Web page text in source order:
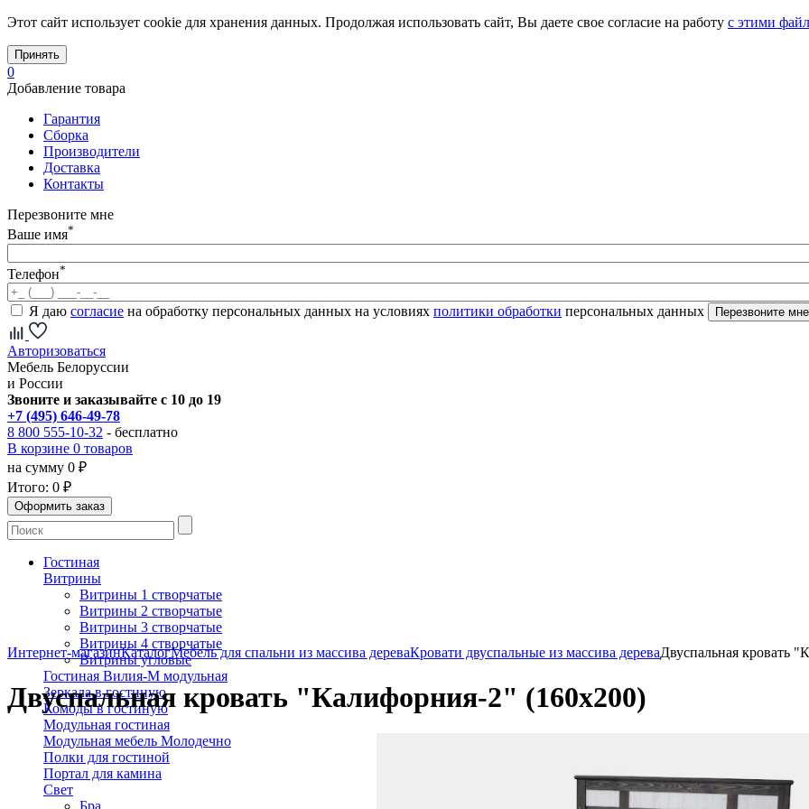
Этот сайт использует cookie для хранения данных. Продолжая использовать сайт, Вы даете свое согласие на работу с этими
Принять
0
Добавление товара
Гарантия
Сборка
Производители
Доставка
Контакты
Перезвоните мне
Ваше имя*
Телефон*
Я даю согласие на обработку персональных данных на условиях политики обработки персональных данных
Авторизоваться
Мебель Белоруссии
и России
Звоните и заказывайте с 10 до 19
+7 (495) 646-49-78
8 800 555-10-32 - бесплатно
В корзине 0 товаров
на сумму 0 ₽
Итого: 0 ₽
Гостиная
Витрины
Витрины 1 створчатые
Витрины 2 створчатые
Витрины 3 створчатые
Витрины 4 створчатые
Витрины угловые
Гостиная Вилия-М модульная
Зеркала в гостиную
Комоды в гостиную
Модульная гостиная
Модульная мебель Молодечно
Полки для гостиной
Портал для камина
Свет
Интернет-магазинКаталогМебель для спальни из массива дереваКровати двуспальные из массива дереваДвуспальная кровать
Двуспальная кровать "Калифорния-2" (160х200)